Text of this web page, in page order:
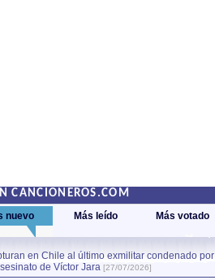
CANCIONEROS.COM
nuevo Más leído Más votado
en Chile al último exmilitar condenado por
de Víctor Jara [27/07/2026]